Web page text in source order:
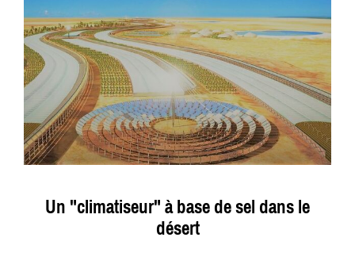
Un "climatiseur" à base de sel dans le
désert